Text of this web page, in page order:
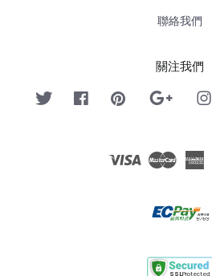
聯絡我們
關注我們
Twitter FacebookPinterest Google
Visa Master